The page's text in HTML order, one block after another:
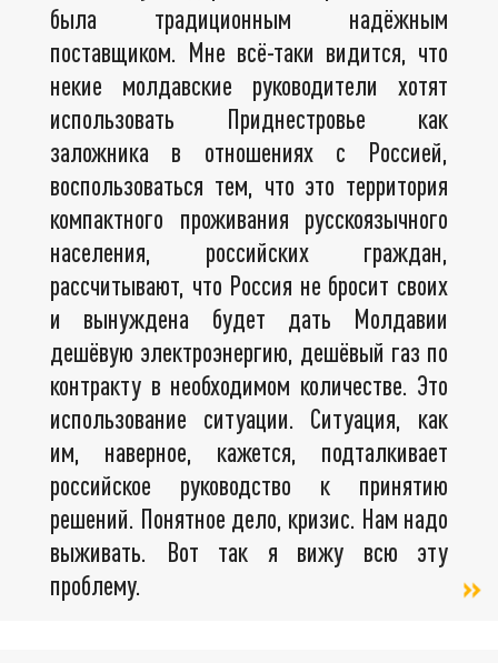
была традиционным надёжным
поставщиком. Мне всё-таки видится, что
некие молдавские руководители хотят
использовать Приднестровье как
заложника в отношениях с Россией,
воспользоваться тем, что это территория
компактного проживания русскоязычного
населения, российских граждан,
рассчитывают, что Россия не бросит своих
и вынуждена будет дать Молдавии
дешёвую электроэнергию, дешёвый газ по
контракту в необходимом количестве. Это
использование ситуации. Ситуация, как
им, наверное, кажется, подталкивает
российское руководство к принятию
решений. Понятное дело, кризис. Нам надо
выживать. Вот так я вижу всю эту
проблему.